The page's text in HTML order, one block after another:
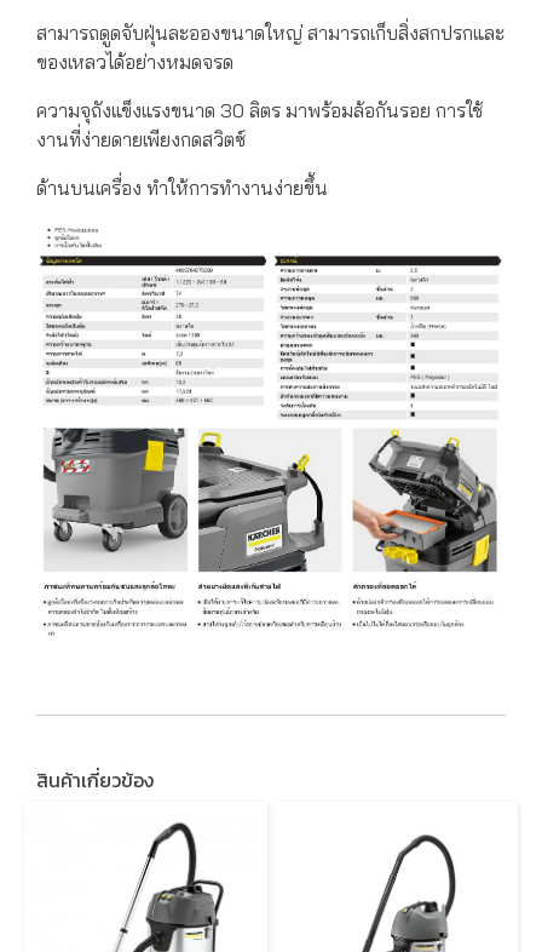
สามารถดูดจับฝุ่นละอองขนาดใหญ่ สามารถเก็บสิ่งสกปรกและ
ของเหลวได้อย่างหมดจรด
ความจุถังแข็งแรงขนาด 30 ลิตร มาพร้อมล้อกันรอย การใช้
งานที่ง่ายดายเพียงกดสวิตซ์
ด้านบนเครื่อง ทำให้การทำงานง่ายขึ้น
สินค้าเกี่ยวข้อง